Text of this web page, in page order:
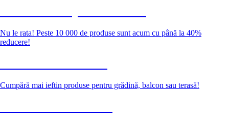
Nu le rata! Peste 10 000 de produse sunt acum cu până la 40%
reducere!
Cumpără mai ieftin produse pentru grădină, balcon sau terasă!